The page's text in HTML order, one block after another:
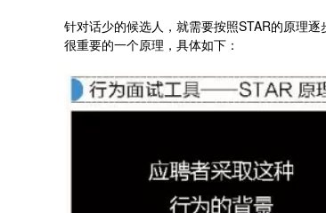
针对话少的候选人，就需要按照STAR的原理
很重要的一个原理，具体如下：